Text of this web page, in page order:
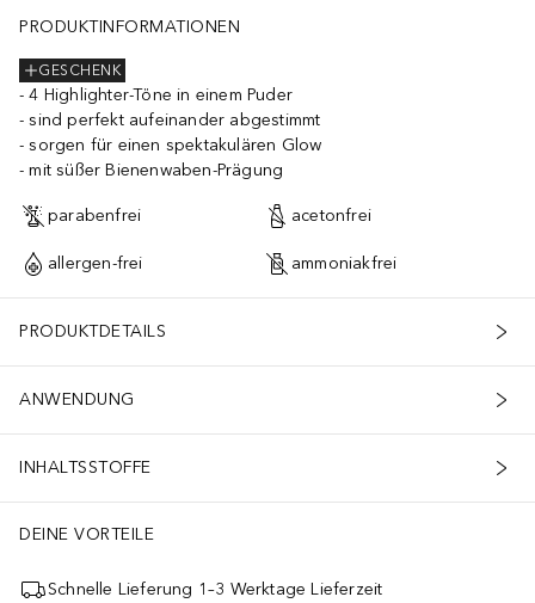
PRODUKTINFORMATIONEN
GESCHENK
4 Highlighter-Töne in einem Puder
sind perfekt aufeinander abgestimmt
sorgen für einen spektakulären Glow
mit süßer Bienenwaben-Prägung
parabenfrei acetonfrei
allergen-frei ammoniakfrei
PRODUKTDETAILS
ANWENDUNG
INHALTSSTOFFE
DEINE VORTEILE
Schnelle Lieferung 1–3 Werktage Lieferzeit